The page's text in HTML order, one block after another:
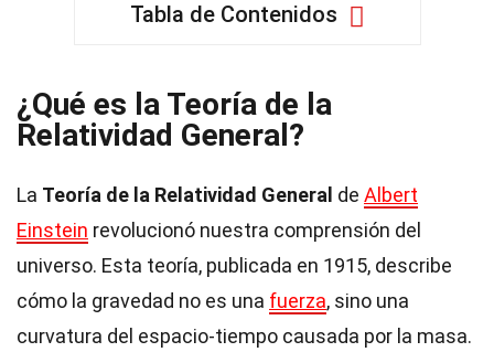
Tabla de Contenidos
¿Qué es la Teoría de la
Relatividad General?
La Teoría de la Relatividad General de Albert
Einstein revolucionó nuestra comprensión del
universo. Esta teoría, publicada en 1915, describe
cómo la gravedad no es una fuerza, sino una
curvatura del espacio-tiempo causada por la masa.